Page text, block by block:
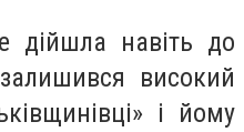
дійшла навіть до
високий
і йому